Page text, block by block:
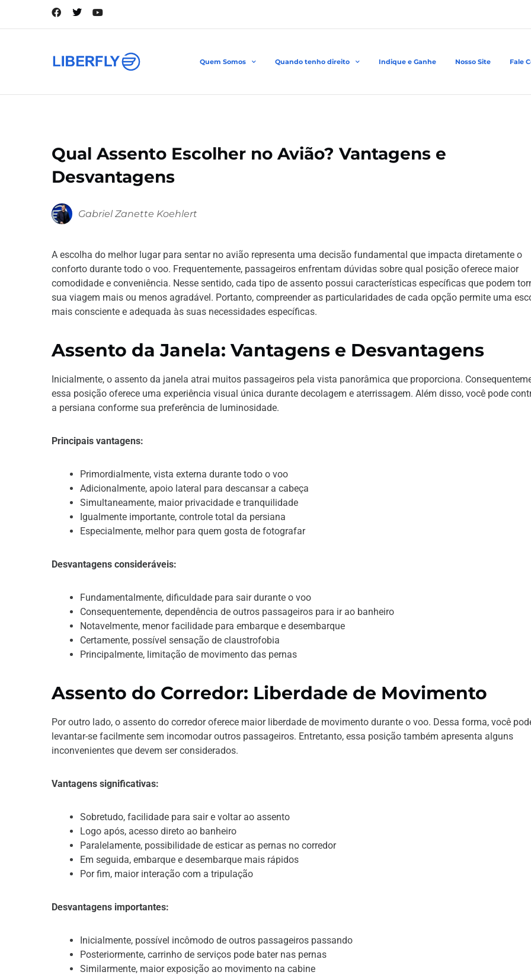
Quem Somos Quando tenho direito Indique e Ganhe Nosso Site Fale
Qual Assento Escolher no Avião? Vantagens e
Desvantagens
Gabriel Zanette Koehlert
A escolha do melhor lugar para sentar no avião representa uma decisão fundamental que impacta diretamente o
conforto durante todo o voo. Frequentemente, passageiros enfrentam dúvidas sobre qual posição oferece maior
comodidade e conveniência. Nesse sentido, cada tipo de assento possui características específicas que podem
sua viagem mais ou menos agradável. Portanto, compreender as particularidades de cada opção permite uma
mais consciente e adequada às suas necessidades específicas.
Assento da Janela: Vantagens e Desvantagens
Inicialmente, o assento da janela atrai muitos passageiros pela vista panorâmica que proporciona.
essa posição oferece uma experiência visual única durante decolagem e aterrissagem. Além disso, você pode
a persiana conforme sua preferência de luminosidade.
Principais vantagens:
Primordialmente, vista externa durante todo o voo
Adicionalmente, apoio lateral para descansar a cabeça
Simultaneamente, maior privacidade e tranquilidade
Igualmente importante, controle total da persiana
Especialmente, melhor para quem gosta de fotografar
Desvantagens consideráveis:
Fundamentalmente, dificuldade para sair durante o voo
Consequentemente, dependência de outros passageiros para ir ao banheiro
Notavelmente, menor facilidade para embarque e desembarque
Certamente, possível sensação de claustrofobia
Principalmente, limitação de movimento das pernas
Assento do Corredor: Liberdade de Movimento
Por outro lado, o assento do corredor oferece maior liberdade de movimento durante o voo. Dessa forma, você
levantar-se facilmente sem incomodar outros passageiros. Entretanto, essa posição também apresenta alguns
inconvenientes que devem ser considerados.
Vantagens significativas:
Sobretudo, facilidade para sair e voltar ao assento
Logo após, acesso direto ao banheiro
Paralelamente, possibilidade de esticar as pernas no corredor
Em seguida, embarque e desembarque mais rápidos
Por fim, maior interação com a tripulação
Desvantagens importantes:
Inicialmente, possível incômodo de outros passageiros passando
Posteriormente, carrinho de serviços pode bater nas pernas
Similarmente, maior exposição ao movimento na cabine